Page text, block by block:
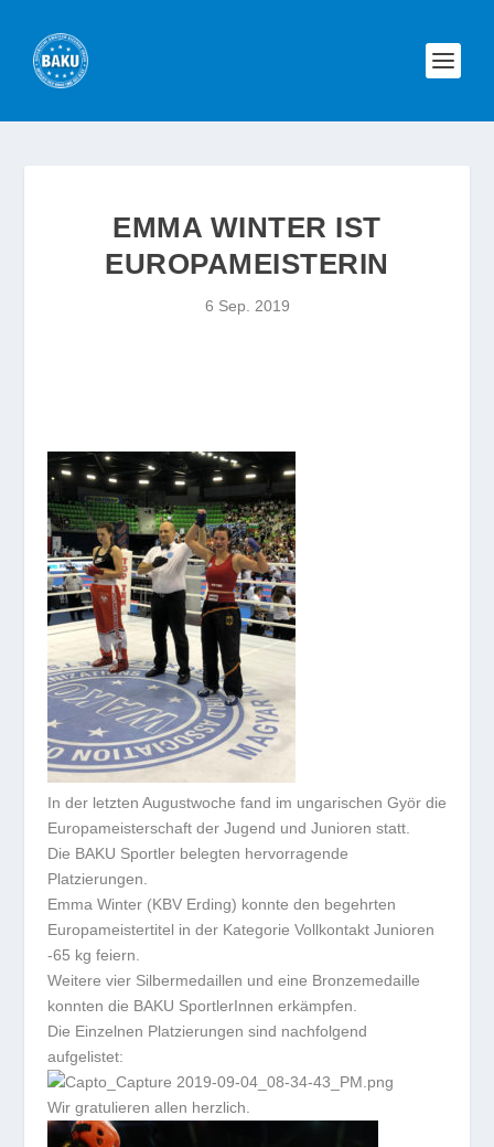
EMMA WINTER IST
EUROPAMEISTERIN
6 Sep. 2019
In der letzten Augustwoche fand im ungarischen Györ die
Europameisterschaft der Jugend und Junioren statt.
Die BAKU Sportler belegten hervorragende
Platzierungen.
Emma Winter (KBV Erding) konnte den begehrten
Europameistertitel in der Kategorie Vollkontakt Junioren
-65 kg feiern.
Weitere vier Silbermedaillen und eine Bronzemedaille
konnten die BAKU SportlerInnen erkämpfen.
Die Einzelnen Platzierungen sind nachfolgend
aufgelistet:
Wir gratulieren allen herzlich.